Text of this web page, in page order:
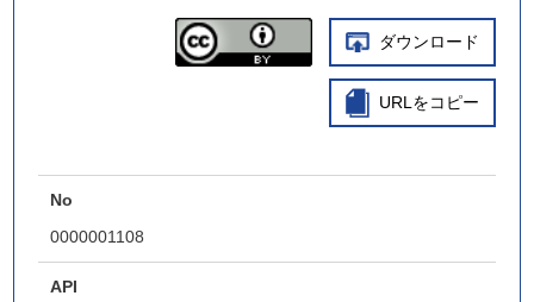
ダウンロード
URLをコピー
No
0000001108
API